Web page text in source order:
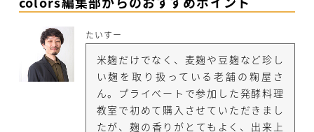
たいすー
米麹だけでなく、麦麹や豆麹など珍し
い麹を取り扱っている老舗の粷屋さ
ん。プライベートで参加した発酵料理
教室で初めて購入させていただきまし
たが、麹の香りがとてもよく、出来上